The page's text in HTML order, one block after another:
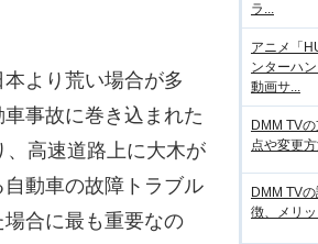
より荒い場合が多
事故に巻き込まれた
、高速道路上に大木が
動車の故障トラブル
合に最も重要なの
ラ...
アニメ「
ンターハ
動画サ...
DMM TV
点や変更
DMM TV
徴、メリ